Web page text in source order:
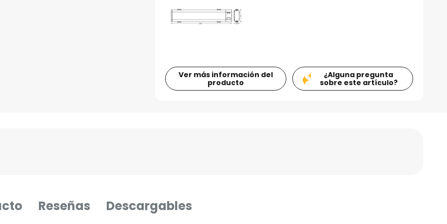
Ver más información del
producto
¿Alguna pregunta
sobre este artículo?
Reseñas Descargables